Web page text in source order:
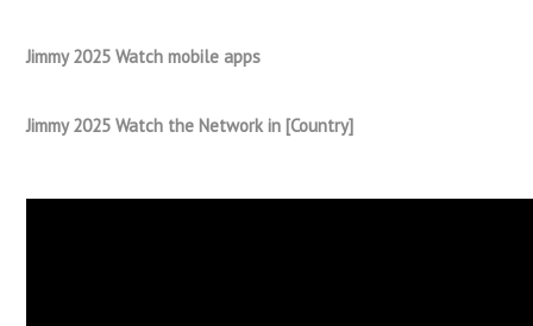
Jimmy 2025 Watch mobile apps
Jimmy 2025 Watch the Network in [Country]